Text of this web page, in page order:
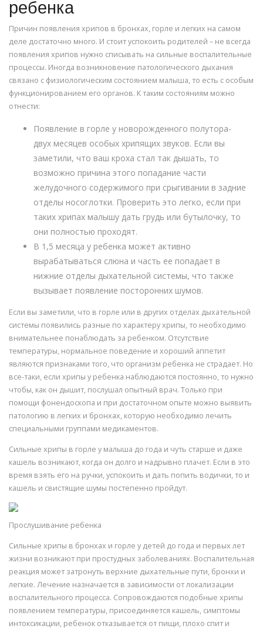
ребенка
Причин появления хрипов в бронхах, горле и легких на самом
деле достаточно много. И стоит успокоить родителей – не всегда
появления хрипов нужно списывать на сильные воспалительные
процессы. Иногда возникновение патологического дыхания
связано с физиологическим состоянием малыша, то есть с особым
функционированием его органов. К таким состояниям можно
отнести:
Появление в горле у новорожденного полутора-
двух месяцев особых хрипящих звуков. Если вы
заметили, что ваш кроха стал так дышать, то
возможно причина этого попадание части
желудочного содержимого при срыгивании в задние
отделы носоглотки. Проверить это легко, если при
таких хрипах малышу дать грудь или бутылочку, то
они полностью проходят.
В 1,5 месяца у ребенка может активно
вырабатываться слюна и часть ее попадает в
нижние отделы дыхательной системы, что также
вызывает появление посторонних шумов.
Если вы заметили, что в горле или в других отделах дыхательной
системы появились разные по характеру хрипы, то необходимо
внимательнее понаблюдать за ребенком. Отсутствие
температуры, нормальное поведение и хороший аппетит
являются признаками того, что организм ребенка не страдает. Но
все-таки, если хрипы у ребенка наблюдаются постоянно, то нужно
чтобы, как он дышит, послушал опытный врач. Только при
помощи фонендоскопа и при достаточном опыте можно выявить
патологию в легких и бронхах, которую необходимо лечить
специальными группами медикаментов.
Сильные хрипы в горле у малыша до года и чуть старше и даже
кашель возникают, когда он долго и надрывно плачет. Если в это
время взять его на ручки, успокоить и дать попить водички, то и
кашель и свистящие шумы постепенно пройдут.
Прослушивание ребенка
Сильные хрипы в бронхах и горле у детей до года и первых лет
жизни возникают при простудных заболеваниях. Воспалительная
реакция может затронуть верхние дыхательные пути, бронхи и
легкие. Лечение назначается в зависимости от локализации
воспалительного процесса. Сопровождаются подобные хрипы
появлением температуры, присоединяется кашель, симптомы
интоксикации, ребенок отказывается от пищи, плохо спит и